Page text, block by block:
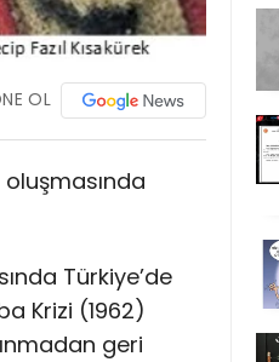
OL
Türkiye’de
Krizi (1962)
geri